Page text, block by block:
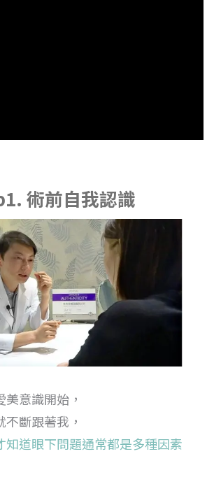
術前自我認識
意識開始，
斷跟著我，
知道眼下問題通常都是多種因素